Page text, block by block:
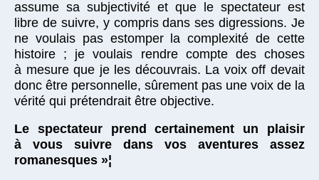
assume sa subjectivité et que le spectateur est
libre de suivre, y compris dans ses digressions. Je
ne voulais pas estomper la complexité de cette
histoire ; je voulais rendre compte des choses
à mesure que je les découvrais. La voix off devait
donc être personnelle, sûrement pas une voix de la
vérité qui prétendrait être objective.
Le spectateur prend certainement un plaisir
à vous suivre dans vos aventures assez
romanesques »¦